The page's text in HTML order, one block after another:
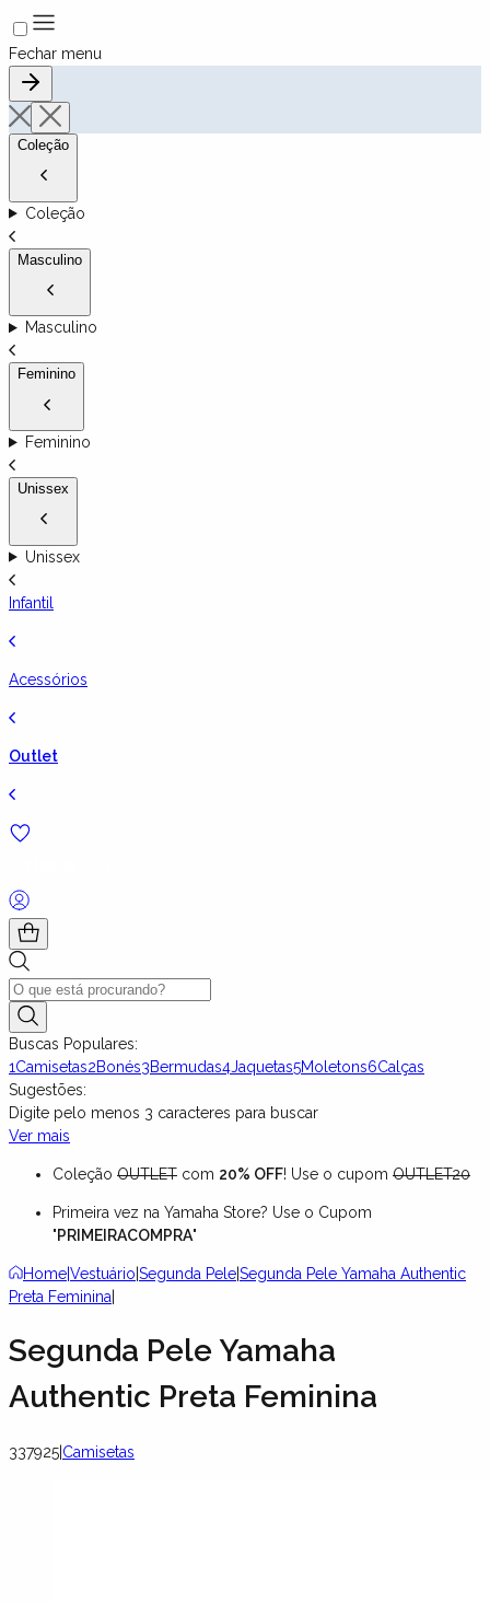
Fechar menu
Coleção
Coleção
Masculino
Masculino
Feminino
Feminino
Unissex
Unissex
Infantil
Acessórios
Outlet
Buscas Populares:
1Camisetas2Bonés3Bermudas4Jaquetas5Moletons6Calças
Sugestões:
Digite pelo menos 3 caracteres para buscar
Ver mais
Coleção OUTLET com 20% OFF! Use o cupom OUTLET20
Primeira vez na Yamaha Store? Use o Cupom
"PRIMEIRACOMPRA"
HomeVestuário Segunda PeleSegunda Pele Yamaha Authentic
Preta Feminina
Segunda Pele Yamaha
Authentic Preta Feminina
337925 Camisetas